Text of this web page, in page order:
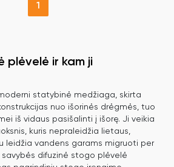
1
plėvelė ir kam ji
statybinė medžiaga, skirta
nuo išorinės drėgmės, tuo
iš vidaus pasišalinti į išorę. Ji veikia
kuris nepraleidžia lietaus,
leidžia vandens garams migruoti per
savybės difuzinė stogo plėvelė